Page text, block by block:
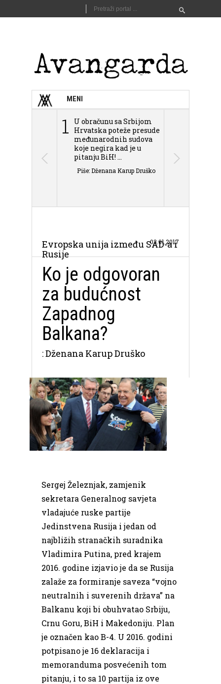
MENI
1
U obračunu sa Srbijom
Hrvatska poteže presude
međunarodnih sudova
koje negira kad je u
pitanju BiH! ...
Piše: Dženana Karup Druško
Evropska unija između SAD-a i
Rusije
03.01.2017
Ko je odgovoran
za budućnost
Zapadnog
Balkana?
: Dženana Karup Druško
Sergej Železnjak, zamjenik
sekretara Generalnog savjeta
vladajuće ruske partije
Jedinstvena Rusija i jedan od
najbližih stranačkih suradnika
Vladimira Putina, pred krajem
2016. godine izjavio je da se Rusija
zalaže za formiranje saveza “vojno
neutralnih i suverenih država” na
Balkanu koji bi obuhvatao Srbiju,
Crnu Goru, BiH i Makedoniju. Plan
je označen kao B-4. U 2016. godini
potpisano je 16 deklaracija i
memoranduma posvećenih tom
pitanju, i to sa 10 partija iz ove